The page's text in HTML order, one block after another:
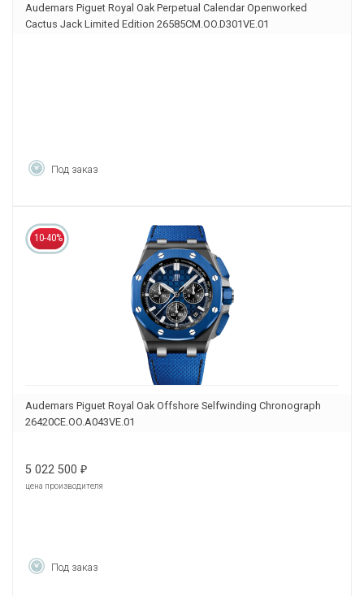
Audemars Piguet Royal Oak Perpetual Calendar Openworked
Cactus Jack Limited Edition 26585CM.OO.D301VE.01
Под заказ
10-40%
Audemars Piguet Royal Oak Offshore Selfwinding Chronograph
26420CE.OO.A043VE.01
5 022 500 ₽
цена производителя
Под заказ